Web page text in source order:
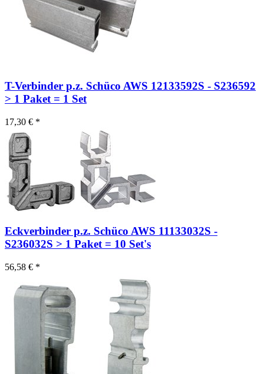
T-Verbinder p.z. Schüco AWS 12133592S - S236592
> 1 Paket = 1 Set
17,30 € *
Eckverbinder p.z. Schüco AWS 11133032S -
S236032S > 1 Paket = 10 Set's
56,58 € *